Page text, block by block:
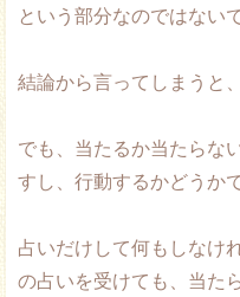
という部分なのではない
結論から言ってしまうと、
でも、当たるか当たらな
すし、行動するかどうか
占いだけして何もしなけ
の占いを受けても、当た